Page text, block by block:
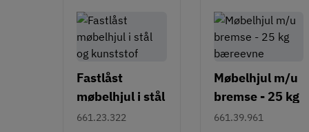
Fastlåst
møbelhjul i stål
og kunststof
661.23.322
Møbelhjul m/u
bremse - 25 kg
bæreevne
661.39.961